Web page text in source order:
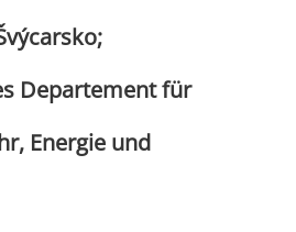
Departement für
Energie und